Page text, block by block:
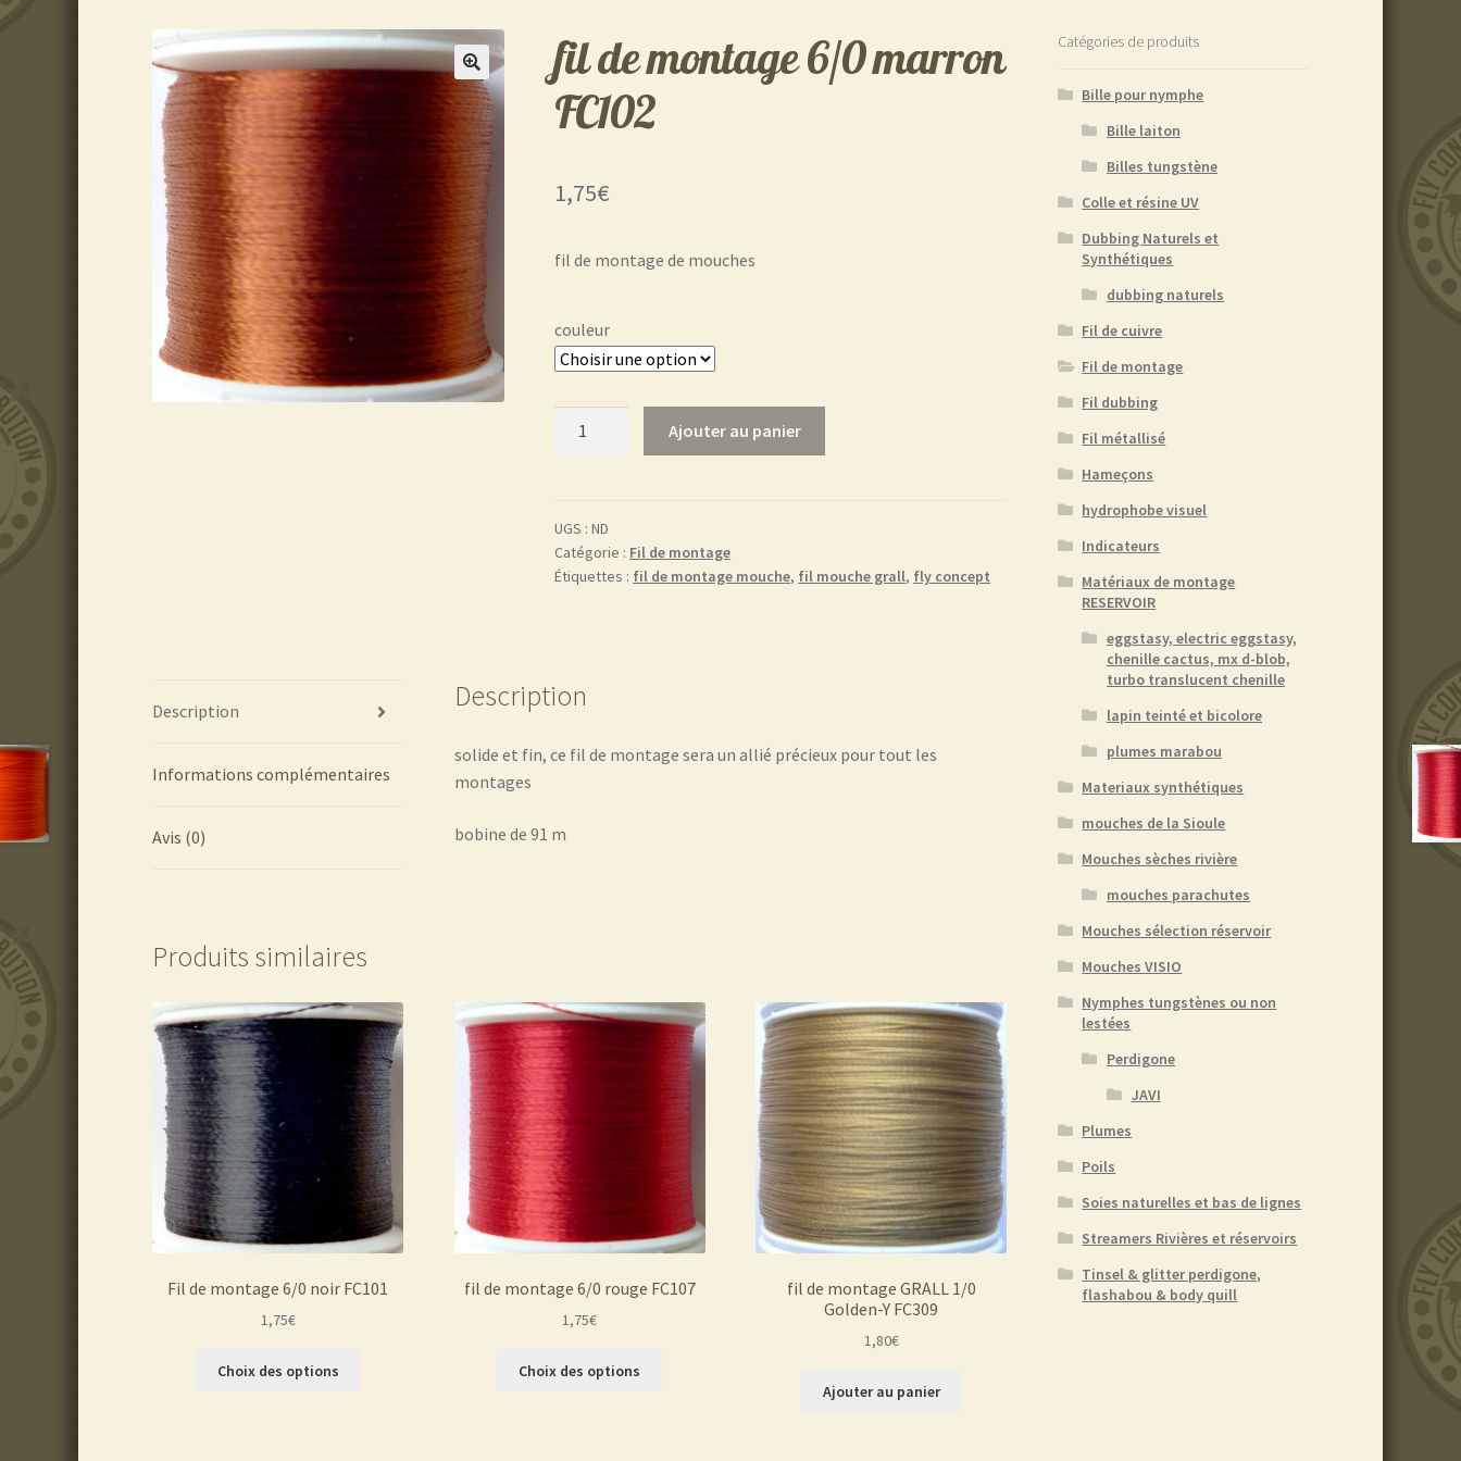
fil de montage 6/0 marron
FC102
1,75€
fil de montage de mouches
couleur
montage
6/0
marron
Ajouter au panier
UGS :ND
Catégorie : Fil de montage
Étiquettes : fil de montage mouche, fil mouche grall, fly concept
Description
Informations complémentaires
Avis (0)
Description
solide et fin, ce fil de montage sera un allié précieux pour tout les
montages
bobine de 91 m
Produits similaires
Fil de montage 6/0 noir FC101
1,75€
Choix des options
fil de montage 6/0 rouge FC107
1,75€
Choix des options
fil de montage GRALL 1/0
Golden-Y FC309
1,80€
Ajouter au panier
Catégories de produits
Bille pour nymphe
Bille laiton
Billes tungstène
Colle et résine UV
Dubbing Naturels et
Synthétiques
dubbing naturels
Fil de cuivre
Fil de montage
Fil dubbing
Fil métallisé
Hameçons
hydrophobe visuel
Indicateurs
Matériaux de montage
RESERVOIR
eggstasy, electric eggstasy,
chenille cactus, mx d-blob,
turbo translucent chenille
lapin teinté et bicolore
plumes marabou
Materiaux synthétiques
mouches de la Sioule
Mouches sèches rivière
mouches parachutes
Mouches sélection réservoir
Mouches VISIO
Nymphes tungstènes ou non
lestées
Perdigone
JAVI
Plumes
Poils
Soies naturelles et bas de lignes
Streamers Rivières et réservoirs
Tinsel & glitter perdigone,
flashabou & body quill